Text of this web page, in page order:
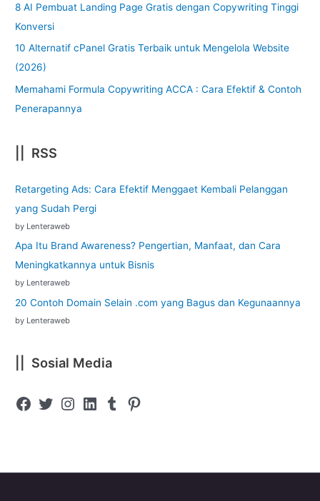
8 AI Pembuat Landing Page Gratis dengan Copywriting Tinggi
Konversi
10 Alternatif cPanel Gratis Terbaik untuk Mengelola Website
(2026)
Memahami Formula Copywriting ACCA : Cara Efektif & Contoh
Penerapannya
|| RSS
Retargeting Ads: Cara Efektif Menggaet Kembali Pelanggan
yang Sudah Pergi
by Lenteraweb
Apa Itu Brand Awareness? Pengertian, Manfaat, dan Cara
Meningkatkannya untuk Bisnis
by Lenteraweb
20 Contoh Domain Selain .com yang Bagus dan Kegunaannya
by Lenteraweb
|| Sosial Media